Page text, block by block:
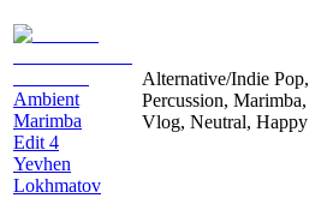
Ambient
Marimba
Edit 4
Yevhen
Lokhmatov
Alternative/Indie Pop,
Percussion, Marimba,
Vlog, Neutral, Happy